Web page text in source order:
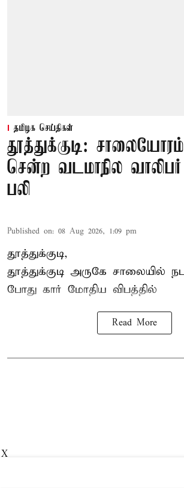
தமிழக செய்திகள்
தூத்துக்குடி:
சென்ற வடமாநில
பலி
Published on: 08 Aug 2026, 1:09 pm
தூத்துக்குடி,
தூத்துக்குடி அருகே சாலையில்
போது கார் மோதிய விபத்தில்
Read More
X